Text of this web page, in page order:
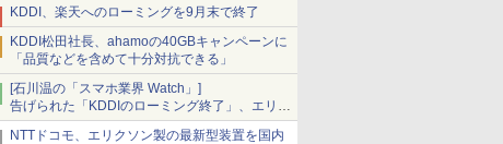
KDDI、楽天へのローミングを9月末で終了
KDDI松田社長、ahamoの40GBキャンペーンに
「品質などを含めて十分対抗できる」
[石川温の「スマホ業界 Watch」]
告げられた「KDDIのローミング終了」、エリア
マップの落とし穴と楽天モバイルの課題
NTTドコモ、エリクソン製の最新型装置を国内